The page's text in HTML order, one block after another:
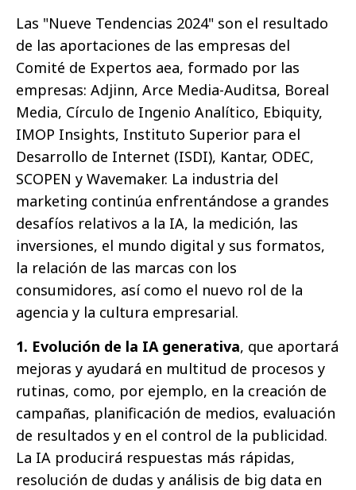
Las "Nueve Tendencias 2024" son el resultado
de las aportaciones de las empresas del
Comité de Expertos aea, formado por las
empresas: Adjinn, Arce Media-Auditsa, Boreal
Media, Círculo de Ingenio Analítico, Ebiquity,
IMOP Insights, Instituto Superior para el
Desarrollo de Internet (ISDI), Kantar, ODEC,
SCOPEN y Wavemaker. La industria del
marketing continúa enfrentándose a grandes
desafíos relativos a la IA, la medición, las
inversiones, el mundo digital y sus formatos,
la relación de las marcas con los
consumidores, así como el nuevo rol de la
agencia y la cultura empresarial.
1. Evolución de la IA generativa, que aportará
mejoras y ayudará en multitud de procesos y
rutinas, como, por ejemplo, en la creación de
campañas, planificación de medios, evaluación
de resultados y en el control de la publicidad.
La IA producirá respuestas más rápidas,
resolución de dudas y análisis de big data en